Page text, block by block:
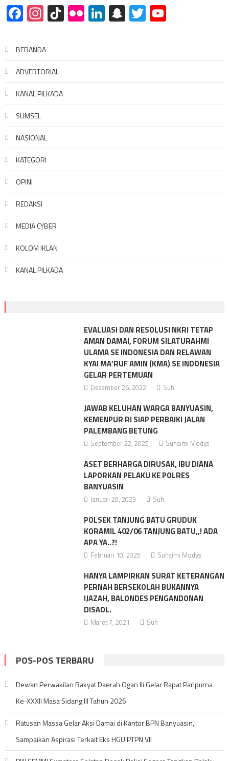
Facebook
Instagram
TikTok
FlickrLinkedIn
Snapchat
TwitterYouTube
BERANDA
ADVERTORIAL
KANAL PILKADA
SUMSEL
NASIONAL
KATEGORI
OPINI
REDAKSI
MEDIA CYBER
KOLOM IKLAN
KANAL PILKADA
EVALUASI DAN RESOLUSI NKRI TETAP
AMAN DAMAI, FORUM SILATURAHMI
ULAMA SE INDONESIA DAN RELAWAN
KYAI MA’RUF AMIN (KMA) SE INDONESIA
GELAR PERTEMUAN
Desember 26, 2022 Suh
JAWAB KELUHAN WARGA BANYUASIN,
KEMENPUR RI SIAP PERBAIKI JALAN
PALEMBANG BETUNG
September 22, 2025 Suhaimi Modys
ASET BERHARGA DIRUSAK, IBU DIANA
LAPORKAN PELAKU KE POLRES
BANYUASIN
Januari 29, 2023 Suh
POLSEK TANJUNG BATU GRUDUK
KORAMIL 402/06 TANJUNG BATU,,! ADA
APA YA..?!
Februari 10, 2025 Suhaimi Modys
HANYA LAMPIRKAN SURAT KETERANGAN
PERNAH BERSEKOLAH BUKANNYA
IJAZAH, BALONDES PENGANDONAN
DISAOL.
Maret 7, 2021 Suh
POS-POS TERBARU
Dewan Perwakilan Rakyat Daerah Ogan Ili Gelar Rapat Paripurna
Ke-XXXII Masa Sidang III Tahun 2026
Ratusan Massa Gelar Aksi Damai di Kantor BPN Banyuasin,
Sampaikan Aspirasi Terkait Eks HGU PTPN VII